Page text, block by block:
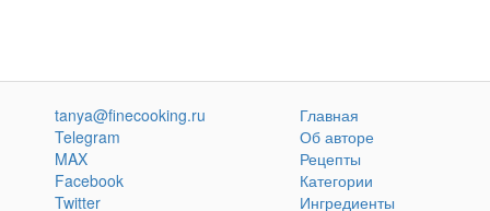
tanya@finecooking.ru
Telegram
MAX
Facebook
Twitter
Главная
Об авторе
Рецепты
Категории
Ингредиенты